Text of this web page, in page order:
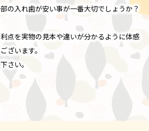
の入れ歯が安い事が一番大切でしょうか？
点を実物の見本や違いが分かるように体感
ざいます。
さい。